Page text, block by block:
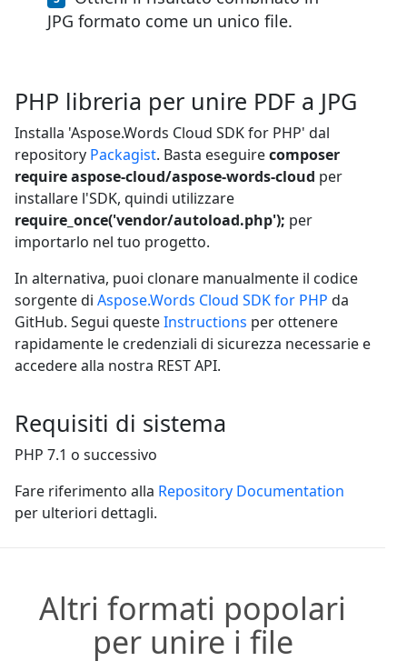
JPG formato come un unico file.
PHP libreria per unire PDF a JPG
Installa 'Aspose.Words Cloud SDK for PHP' dal
repository Packagist. Basta eseguirecomposer
require aspose-cloud/aspose-words-cloud per
installare l'SDK, quindi utilizzare
require_once('vendor/autoload.php'); per
importarlo nel tuo progetto.
In alternativa, puoi clonare manualmente il codice
sorgente di Aspose.Words Cloud SDK for PHP da
GitHub. Segui questeInstructions per ottenere
rapidamente le credenziali di sicurezza necessarie e
accedere alla nostra REST API.
Requisiti di sistema
PHP 7.1 o successivo
Fare riferimento alla Repository Documentation
per ulteriori dettagli.
Altri formati popolari
per unire i file